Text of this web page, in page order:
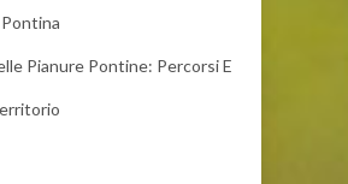
Pianure Pontine: Percorsi E